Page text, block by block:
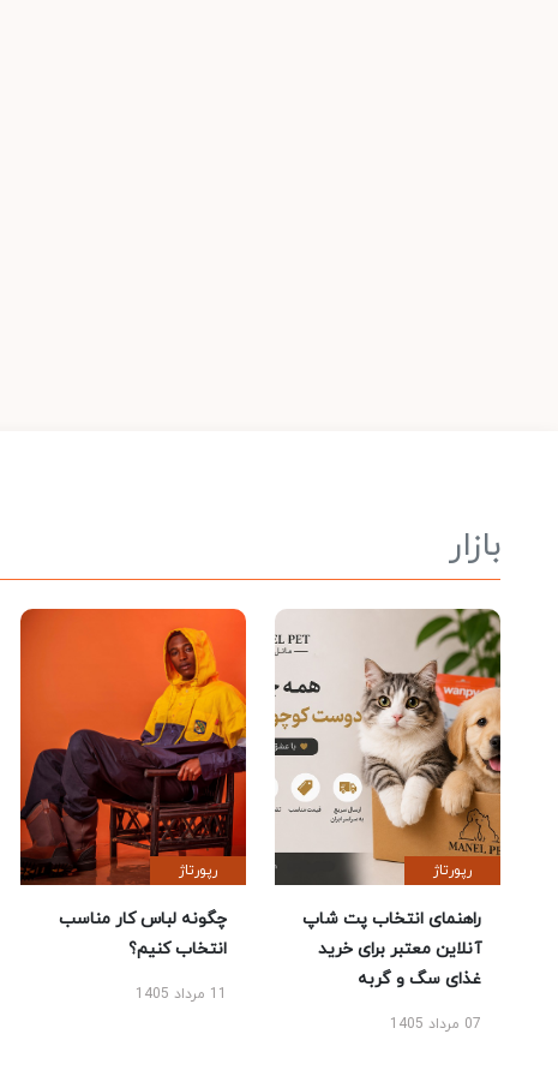
بازار
رپورتاژ
راهنمای انتخاب پت شاپ
آنلاین معتبر برای خرید
غذای سگ و گربه
07 مرداد 1405
رپورتاژ
چگونه لباس کار مناسب
انتخاب کنیم؟
11 مرداد 1405